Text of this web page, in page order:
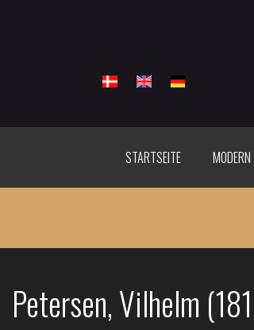
STARTSEITE MODERN
Petersen, Vilhelm